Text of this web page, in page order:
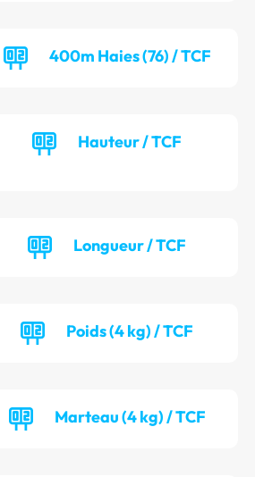
400m Haies (76) / TCF
Hauteur / TCF
Longueur / TCF
Poids (4 kg) / TCF
Marteau (4 kg) / TCF